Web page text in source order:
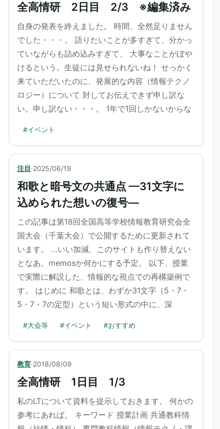
全高情研 2日目 2/3 ※編集済み
自身の発表を終えました。 時間、全然足りません
でした・・・。 語りたいことが多すぎて、分かっ
ていながらも詰め込みすぎて、 大事なことがぼや
けるという。生徒には見せられないね！ せっかく
来ていただいたのに、発展的な内容（情報テクノ
ロジー）について 対してお伝えできず申し訳な
い。申し訳ない・・・。 1年で1回しかないからな
#イベント
注目·2025/06/19
和歌と暗号文の共通点 —31文字に
込められた想いの復号—
この記事は第18回全国高等学校情報教育研究会全
国大会（千葉大会）で公開するために更新されて
います。 …いい加減、このサイトも作り替えない
となあ。memosか何かにする予定。 以下、授業
で実際に解説した、情報的な視点での再構築例で
す。 はじめに 和歌とは、わずか31文字（5・7・
5・7・7の定型）という短い形式の中に、深
#大会等 #イベント #おすすめ
教育·2018/08/09
全高情研 1日目 1/3
私のLTについて資料を提示しておきます。 何かの
参考にあれば。 キーワード 授業計画 共通教科情